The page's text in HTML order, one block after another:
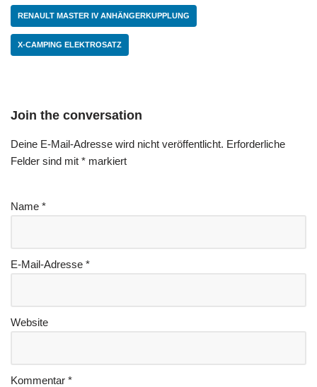
RENAULT MASTER IV ANHÄNGERKUPPLUNG
X-CAMPING ELEKTROSATZ
Join the conversation
Deine E-Mail-Adresse wird nicht veröffentlicht. Erforderliche
Felder sind mit * markiert
Name *
E-Mail-Adresse *
Website
Kommentar *